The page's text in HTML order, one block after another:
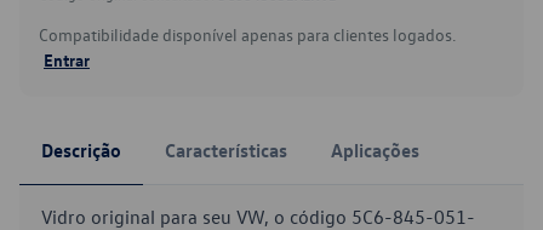
Compatibilidade disponível apenas para clientes logados.
Entrar
Descrição Características Aplicações
Vidro original para seu VW, o código 5C6-845-051-